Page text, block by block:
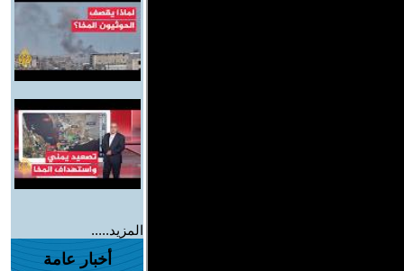
المزيد.....
أخبار عامة